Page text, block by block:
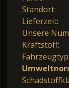
Standort:
Lieferzeit:
Unsere
Kraftstoff:
Fahrzeugtyp: